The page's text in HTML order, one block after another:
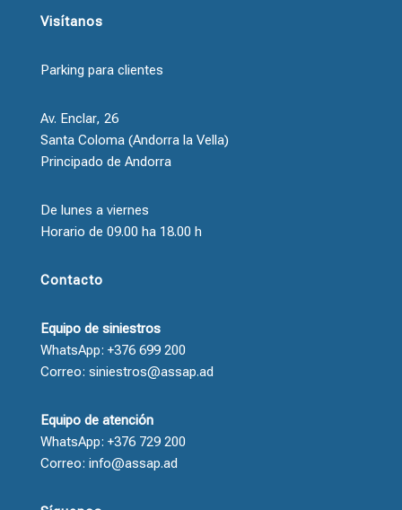
Visítanos
Parking para clientes
Av. Enclar, 26
Santa Coloma (Andorra la Vella)
Principado de Andorra
De lunes a viernes
Horario de 09.00 ha 18.00 h
Contacto
Equipo de siniestros
WhatsApp: +376 699 200
Correo: siniestros@assap.ad
Equipo de atención
WhatsApp: +376 729 200
Correo: info@assap.ad